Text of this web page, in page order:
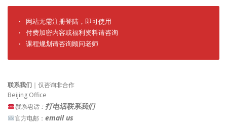
· 网站无需注册登陆，即可使用
· 付费加密内容或福利资料请咨询
· 课程规划请咨询顾问老师
联系我们 ｜仅咨询非合作
Beijing Office
联系电话： 打电话联系我们
官方电邮： email us